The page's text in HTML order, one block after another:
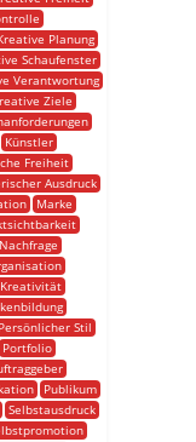
Planung
Schaufenster
Verantwortung
Ziele
Künstler
Freiheit
Ausdruck
Marke
Nachfrage
Persönlicher Stil
Portfolio
Publikum
Selbstausdruck